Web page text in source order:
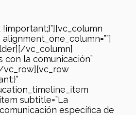
vc_column]
con la comunicación”
vc_row][vc_row
subtitle=”La
específica de